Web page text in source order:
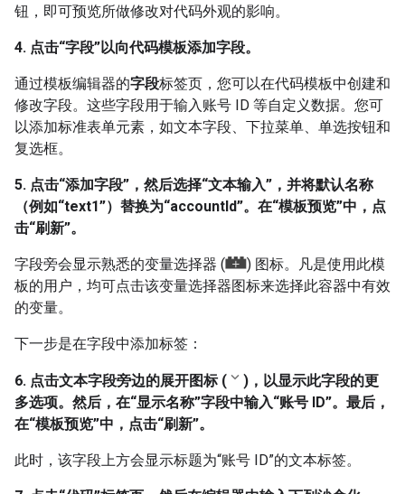
钮，即可预览所做修改对代码外观的影响。
4. 点击“字段”以向代码模板添加字段。
通过模板编辑器的字段标签页，您可以在代码模板中创建和
修改字段。这些字段用于输入账号 ID 等自定义数据。您可
以添加标准表单元素，如文本字段、下拉菜单、单选按钮和
复选框。
5. 点击“添加字段”，然后选择“文本输入”， 并将默认名称
（例如“text1”）替换为“accountId”。 在“模板预览”中，点
击“刷新”。
字段旁会显示熟悉的变量选择器 (
) 图标。凡是使用此模
板的用户，均可点击该变量选择器图标来选择此容器中有效
的变量。
下一步是在字段中添加标签：
6. 点击文本字段旁边的展开图标 (
)，以显示此字段的更
多选项。然后，在“显示名称”字段中输入“账号 ID”。 最后，
在“模板预览”中，点击“刷新”。
此时，该字段上方会显示标题为“账号 ID”的文本标签。